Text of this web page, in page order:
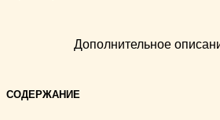
Дополнительное
СОДЕРЖАНИЕ